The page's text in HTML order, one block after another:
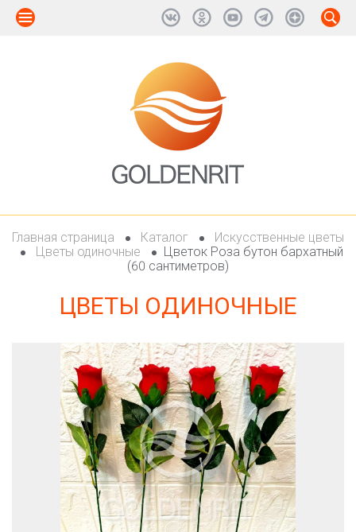
Главная страница Каталог
Искусственные цветы
Цветы одиночные
Цветок Роза бутон бархатный
(60 сантиметров)
ЦВЕТЫ ОДИНОЧНЫЕ